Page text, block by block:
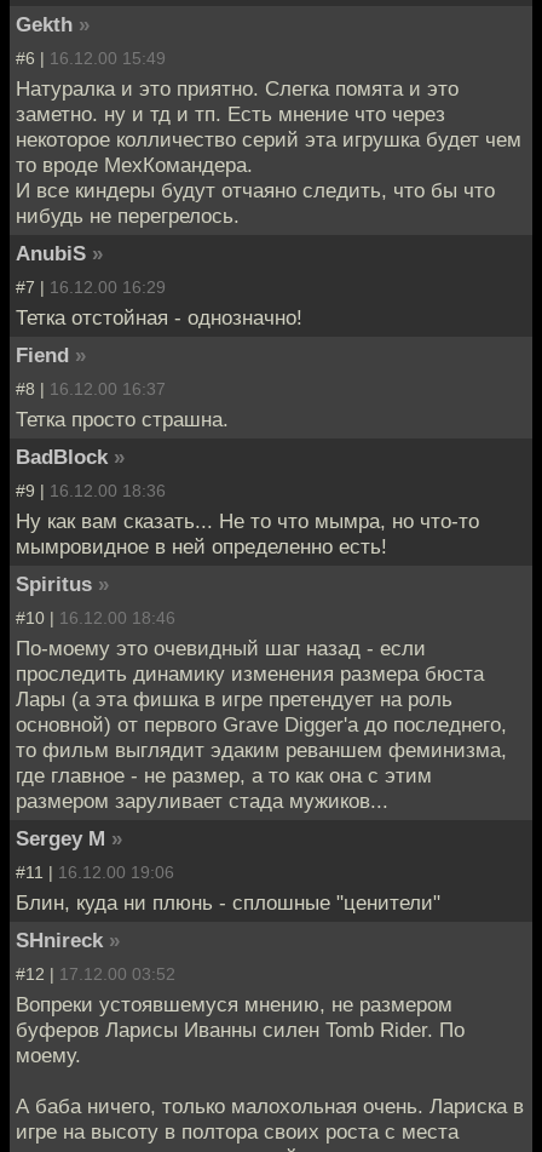
Gekth »
#6 | 16.12.00 15:49
Натуралка и это приятно. Слегка помята и это
заметно. ну и тд и тп. Есть мнение что через
некоторое колличество серий эта игрушка будет чем
то вроде МехКомандера.
И все киндеры будут отчаяно следить, что бы что
нибудь не перегрелось.
AnubiS »
#7 | 16.12.00 16:29
Тетка отстойная - однозначно!
Fiend »
#8 | 16.12.00 16:37
Тетка просто страшна.
BadBlock »
#9 | 16.12.00 18:36
Ну как вам сказать... Не то что мымра, но что-то
мымровидное в ней определенно есть!
Spiritus »
#10 | 16.12.00 18:46
По-моему это очевидный шаг назад - если
проследить динамику изменения размера бюста
Лары (а эта фишка в игре претендует на роль
основной) от первого Grave Digger'а до последнего,
то фильм выглядит эдаким реваншем феминизма,
где главное - не размер, а то как она с этим
размером заруливает стада мужиков...
Sergey M »
#11 | 16.12.00 19:06
Блин, куда ни плюнь - сплошные "ценители"
SHnireck »
#12 | 17.12.00 03:52
Вопреки устоявшемуся мнению, не размером
буферов Ларисы Иванны силен Tomb Rider. По
моему.
А баба ничего, только малохольная очень. Лариска в
игре на высоту в полтора своих роста с места